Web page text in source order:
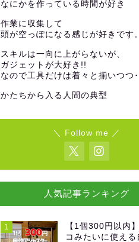
なにかを作っている時間が好き
作業に収集して
頭が空っぽになる感じが好きです。
スキルは一向に上がらないが、
ガジェットが大好き!!
なので工具だけは着々と揃いつつ･
かたちから入る人間の典型
＼ Follow me ／
人気記事ランキング
1
【1個300円以内
コみたいに使える